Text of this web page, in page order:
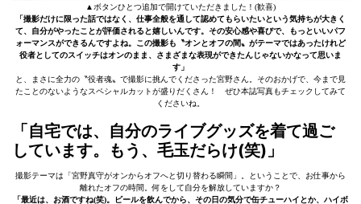
▲ボタンひとつ追加で開けていただきました！(歓喜)
「撮影だけに限った話ではなく、仕事全般を通して認めてもらいたいという気持ちが大きく
て、自分がやったことが評価されると嬉しいんです。その安心感や喜びで、もっといいパフ
ォーマンスができるんですよね。この撮影も〝オンとオフの間〟がテーマではあったけれど
役者としてのスイッチはオンのまま、さまざまな表現ができたんじゃないかなって思いま
す」
と、まさに全力の〝役者魂〟で撮影に挑んでくださった宮野さん。そのおかげで、今まで見
たことのないようなスペシャルカットが盛りだくさん！ ぜひ本誌写真もチェックしてみて
くださいね。
「自宅では、自分のライブグッズを着て過ご
しています。もう、毛玉だらけ(笑)」
撮影テーマは「宮野真守がオンからオフへと切り替わる瞬間」。ということで、お仕事から
離れたオフの時間。何をして自分を解放していますか？
「最近は、お酒ですね(笑)。ビールを飲んでから、その日の気分で缶チューハイとか、ハイボ